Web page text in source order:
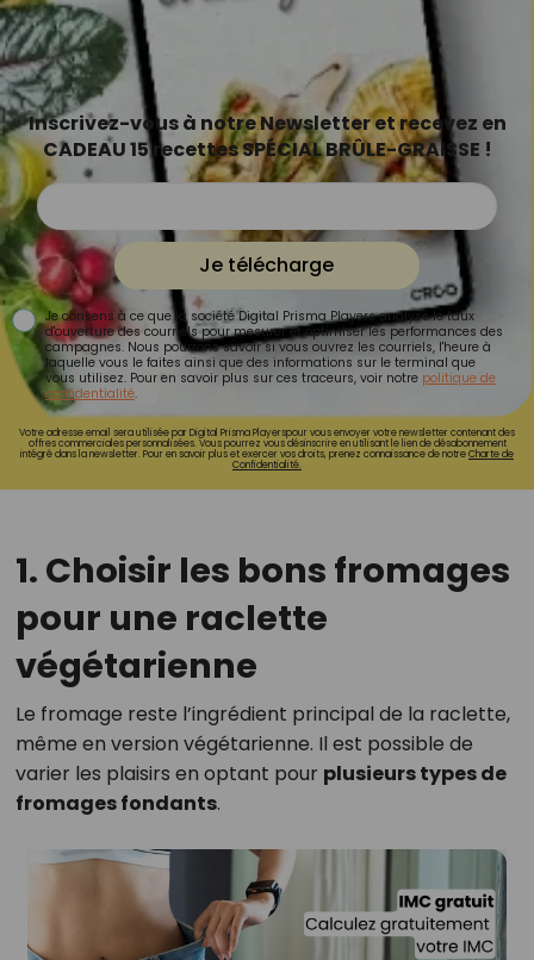
Inscrivez-vous à notre Newsletter et recevez en
CADEAU 15 recettes SPÉCIAL BRÛLE-GRAISSE !
Je télécharge
Je consens à ce que la société Digital Prisma Players analyse le taux
d'ouverture des courriels pour mesurer et optimiser les performances des
campagnes. Nous pourrons savoir si vous ouvrez les courriels, l'heure à
laquelle vous le faites ainsi que des informations sur le terminal que
vous utilisez. Pour en savoir plus sur ces traceurs, voir notre politique de
confidentialité.
Votre adresse email sera utilisée par Digital Prisma Playerspour vous envoyer votre newsletter contenant des
offres commerciales personnalisées. Vous pourrez vous désinscrire en utilisant le lien de désabonnement
intégré dans la newsletter. Pour en savoir plus et exercer vos droits, prenez connaissance de notreCharte de
Confidentialité.
1. Choisir les bons fromages
pour une raclette
végétarienne
Le fromage reste l’ingrédient principal de la raclette,
même en version végétarienne. Il est possible de
varier les plaisirs en optant pour plusieurs types de
fromages fondants.